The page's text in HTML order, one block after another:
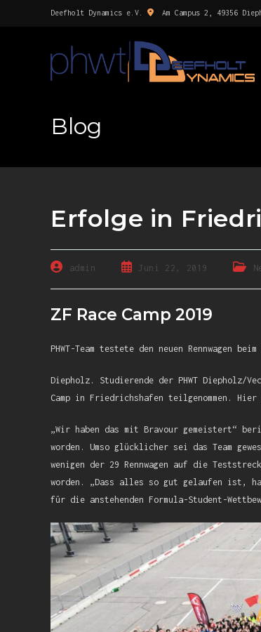
Deefholt Dynamics e.V. Am Campus 2, 49356
Blog
Erfolge in
admin Juni 22, 2019
ZF Race Camp 2019
PHWT-Team testete den neuen Rennwagen beim
Diepholz. Studierende der PHWT Diepholz/
Camp in Friedrichshafen teilgenommen.
„Wir haben das mit Bravour gemeistert“
worden. Umso glücklicher sei das Team
wenigen der 29 Rennwagen auf die
worden. „Dass alles so gut gelaufen ist,
für die anstehenden Formula-Student-